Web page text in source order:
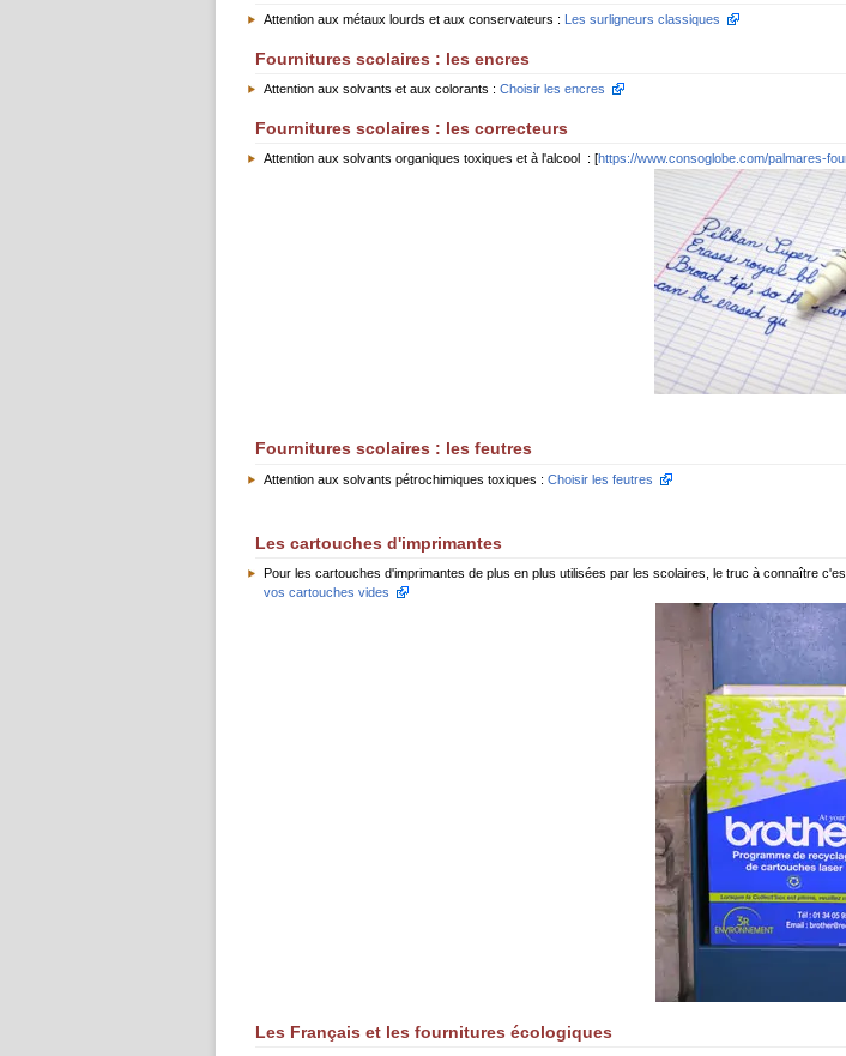
Attention aux métaux lourds et aux conservateurs : Les surligneurs classiques
Fournitures scolaires : les encres
Attention aux solvants et aux colorants : Choisir les encres
Fournitures scolaires : les correcteurs
Attention aux solvants organiques toxiques et à l'alcool : [https://www.consoglobe.com/palmares-
Fournitures scolaires : les feutres
Attention aux solvants pétrochimiques toxiques : Choisir les feutres
Les cartouches d'imprimantes
Pour les cartouches d'imprimantes de plus en plus utilisées par les scolaires, le truc à connaître
vos cartouches vides
Les Français et les fournitures écologiques